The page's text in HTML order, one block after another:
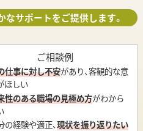
なサポートをご提供します。
ご相談例
仕事に対し不安があり、客観的な意
ほしい
性のある職場の見極め方がわから
の経験や適正、現状を振り返りたい